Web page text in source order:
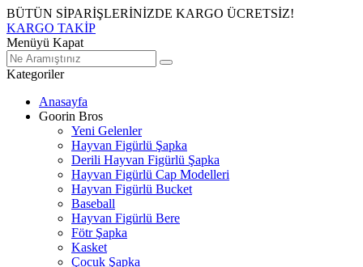
BÜTÜN SİPARİŞLERİNİZDE KARGO ÜCRETSİZ!
KARGO TAKİP
Menüyü Kapat
Kategoriler
Anasayfa
Goorin Bros
Yeni Gelenler
Hayvan Figürlü Şapka
Derili Hayvan Figürlü Şapka
Hayvan Figürlü Cap Modelleri
Hayvan Figürlü Bucket
Baseball
Hayvan Figürlü Bere
Fötr Şapka
Kasket
Çocuk Şapka